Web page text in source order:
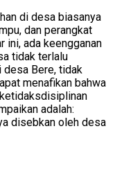
di desa biasanya
dan perangkat
ini, ada keengganan
tidak terlalu
desa Bere, tidak
menafikan bahwa
adalah:
disebkan oleh desa